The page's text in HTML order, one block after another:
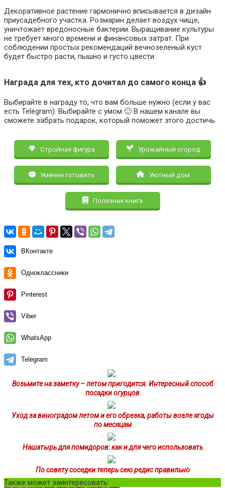
Декоративное растение гармонично вписывается в дизайн
приусадебного участка. Розмарин делает воздух чище,
уничтожает вредоносные бактерии. Выращивание культуры
не требует много времени и финансовых затрат. При
соблюдении простых рекомендаций вечнозеленый куст
будет быстро расти, пышно и густо цвести.
Награда для тех, кто дочитал до самого конца 👍
Выбирайте в награду то, что вам больше нужно (если у вас
есть Telegram). Выбирайте с умом 🙂 В нашем канале вы
сможете забрать подарок, который поможет этого достичь.
Стройная фигура Урожайный огород
Умение готовить Уютный дом
Полезная книга
ВКонтакте
Одноклассники
Pinterest
Viber
WhatsApp
Telegram
Возьмите на заметку – летом пригодится. Интересный способ
посадки огурцов
Уход за виноградом летом и его обрезка, работы возле ягоды
по месяцам
Нашатырь для помидоров: как и для чего использовать
По совету соседки теперь сею редис правильно
Также может заинтересовать: